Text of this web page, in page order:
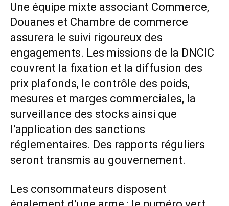
Une équipe mixte associant Commerce,
Douanes et Chambre de commerce
assurera le suivi rigoureux des
engagements. Les missions de la DNCIC
couvrent la fixation et la diffusion des
prix plafonds, le contrôle des poids,
mesures et marges commerciales, la
surveillance des stocks ainsi que
l’application des sanctions
réglementaires. Des rapports réguliers
seront transmis au gouvernement.
Les consommateurs disposent